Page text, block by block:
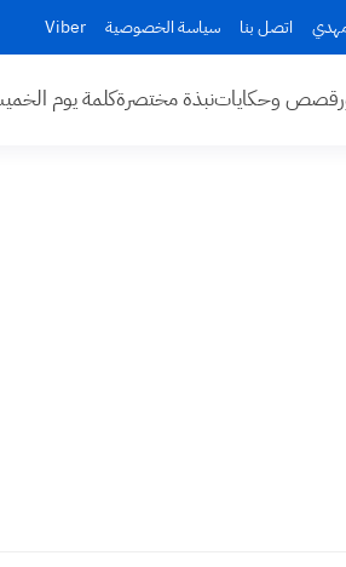
اتصل بنا سياسة الخصوصية Viber
قصص وحكاياتنبذة مختصرةكلمة يوم